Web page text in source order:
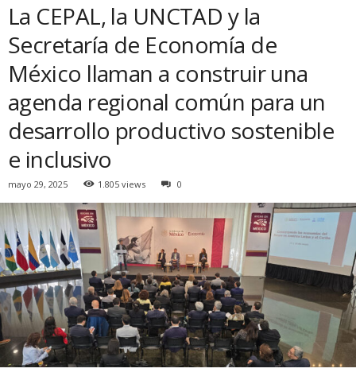
La CEPAL, la UNCTAD y la
Secretaría de Economía de
México llaman a construir una
agenda regional común para un
desarrollo productivo sostenible
e inclusivo
mayo 29, 2025 1.805 views 0